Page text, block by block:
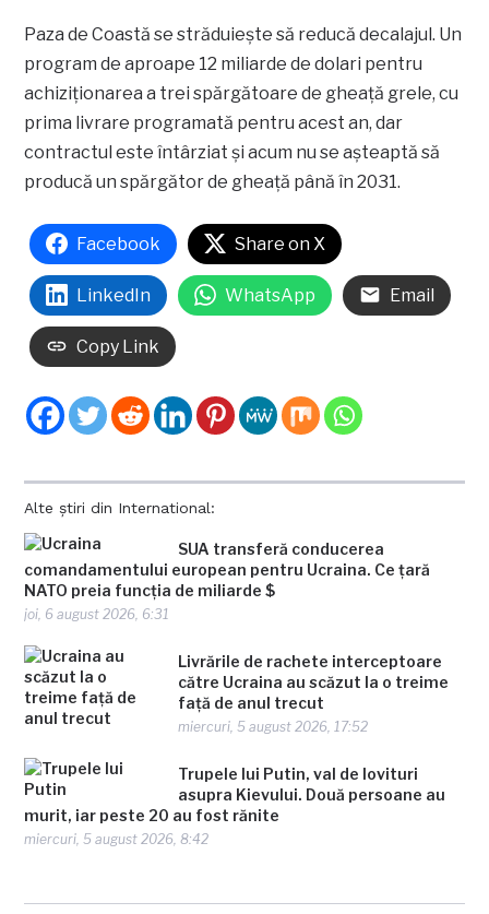
Alte știri din International:
SUA transferă conducerea
comandamentului european pentru Ucraina. Ce țară
NATO preia funcția de miliarde $
joi, 6 august 2026, 6:31
Livrările de rachete interceptoare
către Ucraina au scăzut la o treime
față de anul trecut
miercuri, 5 august 2026, 17:52
Trupele lui Putin, val de lovituri
asupra Kievului. Două persoane au
murit, iar peste 20 au fost rănite
miercuri, 5 august 2026, 8:42
Paza de Coastă se străduiește să reducă decalajul. Un
program de aproape 12 miliarde de dolari pentru
achiziționarea a trei spărgătoare de gheață grele, cu
prima livrare programată pentru acest an, dar
contractul este întârziat și acum nu se așteaptă să
producă un spărgător de gheață până în 2031.
Facebook Share on X
LinkedIn WhatsApp Email
Copy Link